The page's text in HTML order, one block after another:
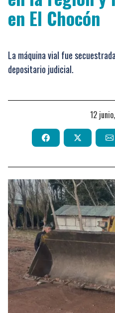
en El Chocón
La máquina vial fue
depositario judicial.
12